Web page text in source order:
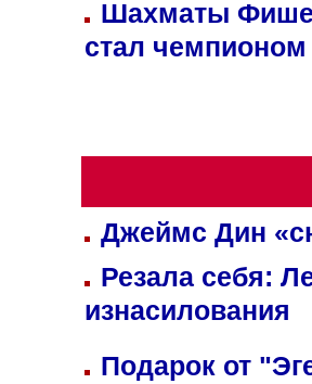
Шахматы
стал
Джеймс Дин
Резала себя:
изнасилования
Подарок от